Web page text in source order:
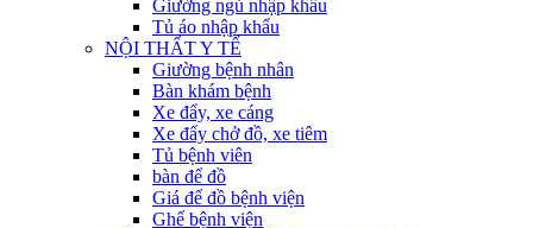
Giường ngủ nhập khẩu
Tủ áo nhập khẩu
NỘI THẤT Y TẾ
Giường bệnh nhân
Bàn khám bệnh
Xe đẩy, xe cáng
Xe đẩy chở đồ, xe tiêm
Tủ bệnh viên
bàn để đồ
Giá để đồ bệnh viện
Ghế bệnh viện